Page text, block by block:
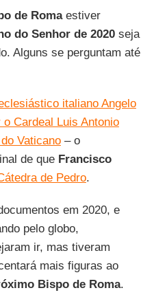
de Romaestiver
do Senhor de 2020seja
Alguns se perguntam até
italiano Angelo
o Cardeal Luis Antonio
Vaticano– o
de que Francisco
de Pedro.
em 2020, e
pelo globo,
ir, mas tiveram
mais figuras ao
Bispo de Roma.